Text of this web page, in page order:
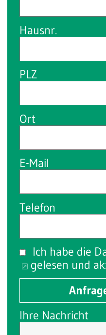
Hausnr.
PLZ
Ort
E-Mail
Telefon
Ich habe die
gelesen und
Ihre Nachricht